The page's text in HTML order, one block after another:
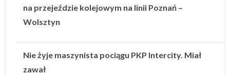
na przejeździe kolejowym na linii Poznań –
Wolsztyn
Nie żyje maszynista pociągu PKP Intercity. Miał
zawał